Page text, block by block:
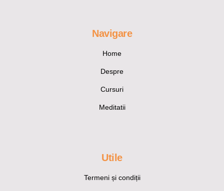
Navigare
Home
Despre
Cursuri
Meditatii
Utile
Termeni și condiții